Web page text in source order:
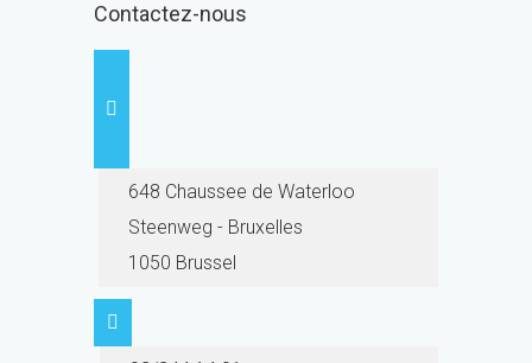
Contactez-nous
648 Chaussee de Waterloo
Steenweg - Bruxelles
1050 Brussel